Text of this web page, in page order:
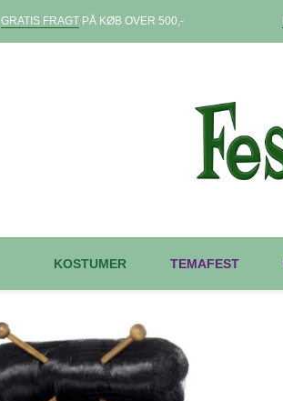
GRATIS FRAGTPÅ KØB OVER 500,-
KOSTUMER TEMAFEST